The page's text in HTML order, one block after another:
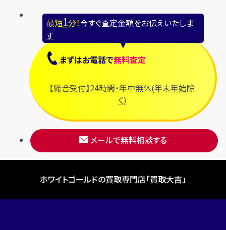
最短1分！今すぐ査定金額をお伝えいたしま
す
まずはお電話で無料査定
【総合受付】24時間・年中無休(年末年始除
く)
メールで無料相談する
ホワイトゴールドの買取専門店「買取大吉」